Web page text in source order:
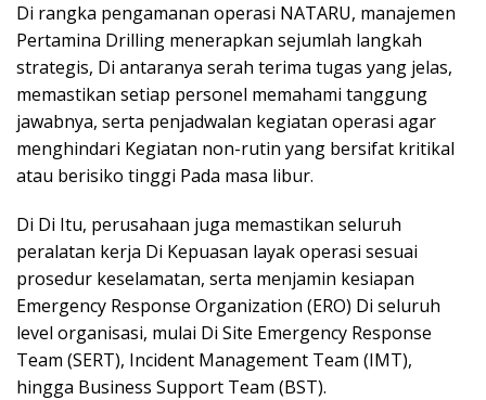
Di rangka pengamanan operasi NATARU, manajemen
Pertamina Drilling menerapkan sejumlah langkah
strategis, Di antaranya serah terima tugas yang jelas,
memastikan setiap personel memahami tanggung
jawabnya, serta penjadwalan kegiatan operasi agar
menghindari Kegiatan non-rutin yang bersifat kritikal
atau berisiko tinggi Pada masa libur.
Di Di Itu, perusahaan juga memastikan seluruh
peralatan kerja Di Kepuasan layak operasi sesuai
prosedur keselamatan, serta menjamin kesiapan
Emergency Response Organization (ERO) Di seluruh
level organisasi, mulai Di Site Emergency Response
Team (SERT), Incident Management Team (IMT),
hingga Business Support Team (BST).